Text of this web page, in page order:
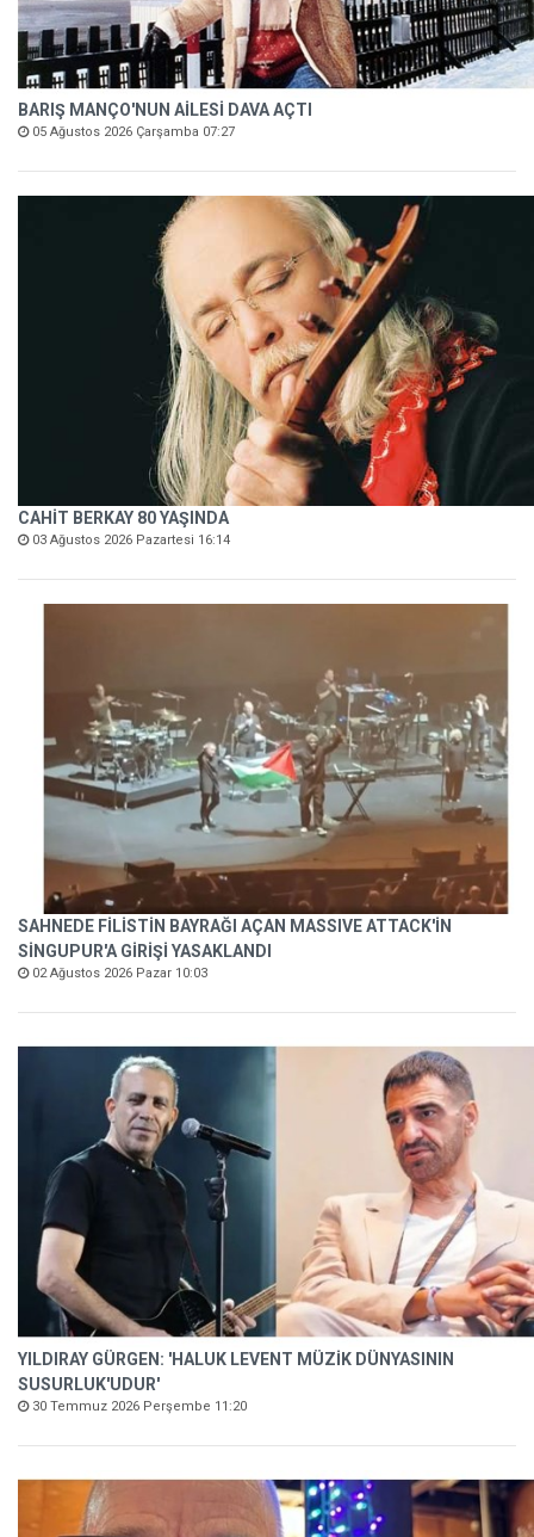
BARIŞ MANÇO'NUN AİLESİ DAVA AÇTI
05 Ağustos 2026 Çarşamba 07:27
CAHİT BERKAY 80 YAŞINDA
03 Ağustos 2026 Pazartesi 16:14
SAHNEDE FİLİSTİN BAYRAĞI AÇAN MASSIVE ATTACK'İN
SİNGUPUR'A GİRİŞİ YASAKLANDI
02 Ağustos 2026 Pazar 10:03
YILDIRAY GÜRGEN: 'HALUK LEVENT MÜZİK DÜNYASININ
SUSURLUK'UDUR'
30 Temmuz 2026 Perşembe 11:20